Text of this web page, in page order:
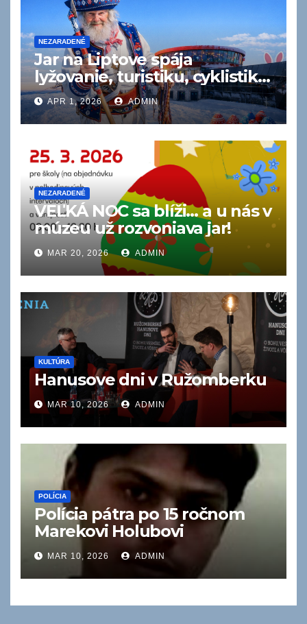
NEZARADENÉ
Jar na Liptove spája
lyžovanie, turistiku, cyklistiku
aj termálne zážitky
APR 1, 2026 ADMIN
NEZARADENÉ
VEĽKÁ NOC sa blíži… a u nás v
múzeu už rozvoniava jar!
MAR 20, 2026 ADMIN
KULTÚRA
Hanusove dni v Ružomberku
MAR 10, 2026 ADMIN
POLÍCIA
Polícia pátra po 15 ročnom
Marekovi Holubovi
MAR 10, 2026 ADMIN